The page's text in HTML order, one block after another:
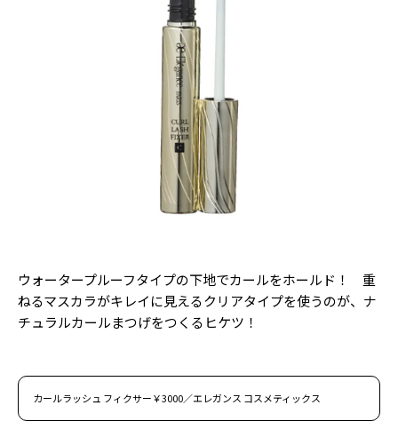
ST member
新規会員登録・ログイン
ウォータープルーフタイプの下地でカールをホールド！ 重
ねるマスカラがキレイに見えるクリアタイプを使うのが、ナ
チュラルカールまつげをつくるヒケツ！
カールラッシュ フィクサー￥3000／エレガンス コスメティックス